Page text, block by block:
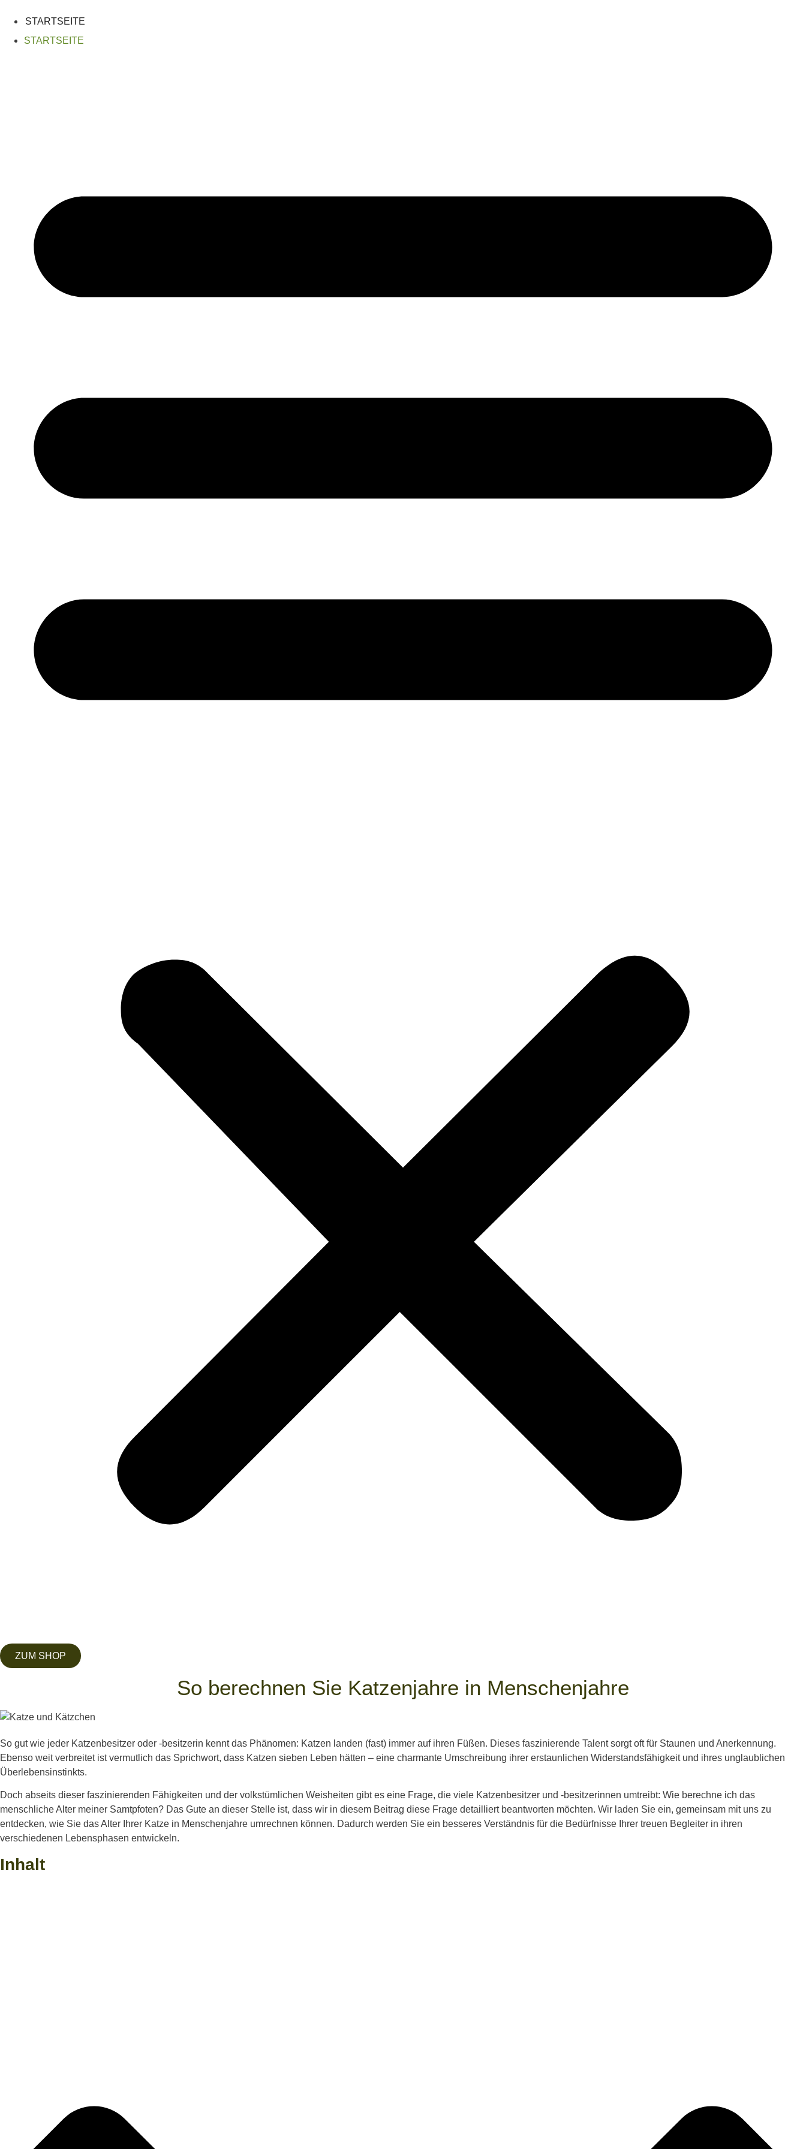
Inhalt
springen
STARTSEITE
STARTSEITE
ZUM SHOP
So berechnen Sie Katzenjahre in Menschenjahre
So gut wie jeder Katzenbesitzer oder -besitzerin kennt das Phänomen: Katzen landen (fast) immer auf ihren Füßen. Dieses faszinierende Talent sorgt oft für Staunen und Anerkennung.
Ebenso weit verbreitet ist vermutlich das Sprichwort, dass Katzen sieben Leben hätten – eine charmante Umschreibung ihrer erstaunlichen Widerstandsfähigkeit und ihres unglaublichen
Überlebensinstinkts.
Doch abseits dieser faszinierenden Fähigkeiten und der volkstümlichen Weisheiten gibt es eine Frage, die viele Katzenbesitzer und -besitzerinnen umtreibt: Wie berechne ich das
menschliche Alter meiner Samtpfoten? Das Gute an dieser Stelle ist, dass wir in diesem Beitrag diese Frage detailliert beantworten möchten. Wir laden Sie ein, gemeinsam mit uns zu
entdecken, wie Sie das Alter Ihrer Katze in Menschenjahre umrechnen können. Dadurch werden Sie ein besseres Verständnis für die Bedürfnisse Ihrer treuen Begleiter in ihren
verschiedenen Lebensphasen entwickeln.
Inhalt